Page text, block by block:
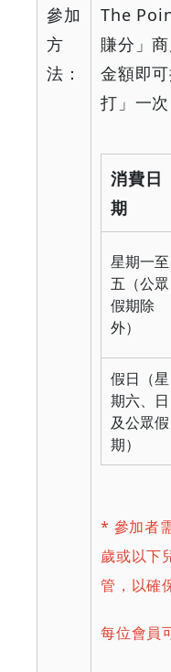
參加
方
法：
The
賺分」
金額即
打」一次
消費日
期
星期一至
五（公眾
假期除
外）
假日（星
期六、日
及公眾假
期）
* 參加者
歲或以下
管，以確
每位會員